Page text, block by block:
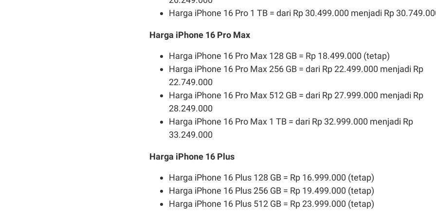
Harga iPhone 16 Pro 1 TB = dari Rp 30.499.000 menjadi Rp
Harga iPhone 16 Pro Max
Harga iPhone 16 Pro Max 128 GB = Rp 18.499.000 (tetap)
Harga iPhone 16 Pro Max 256 GB = dari Rp 22.499.000 menjadi Rp
22.749.000
Harga iPhone 16 Pro Max 512 GB = dari Rp 27.999.000 menjadi Rp
28.249.000
Harga iPhone 16 Pro Max 1 TB = dari Rp 32.999.000 menjadi Rp
33.249.000
Harga iPhone 16 Plus
Harga iPhone 16 Plus 128 GB = Rp 16.999.000 (tetap)
Harga iPhone 16 Plus 256 GB = Rp 19.499.000 (tetap)
Harga iPhone 16 Plus 512 GB = Rp 23.999.000 (tetap)